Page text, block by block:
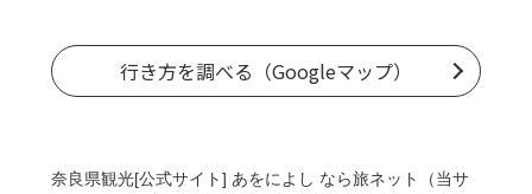
行き方を調べる（Googleマップ）
奈良県観光[公式サイト] あをによし なら旅ネット（当サ